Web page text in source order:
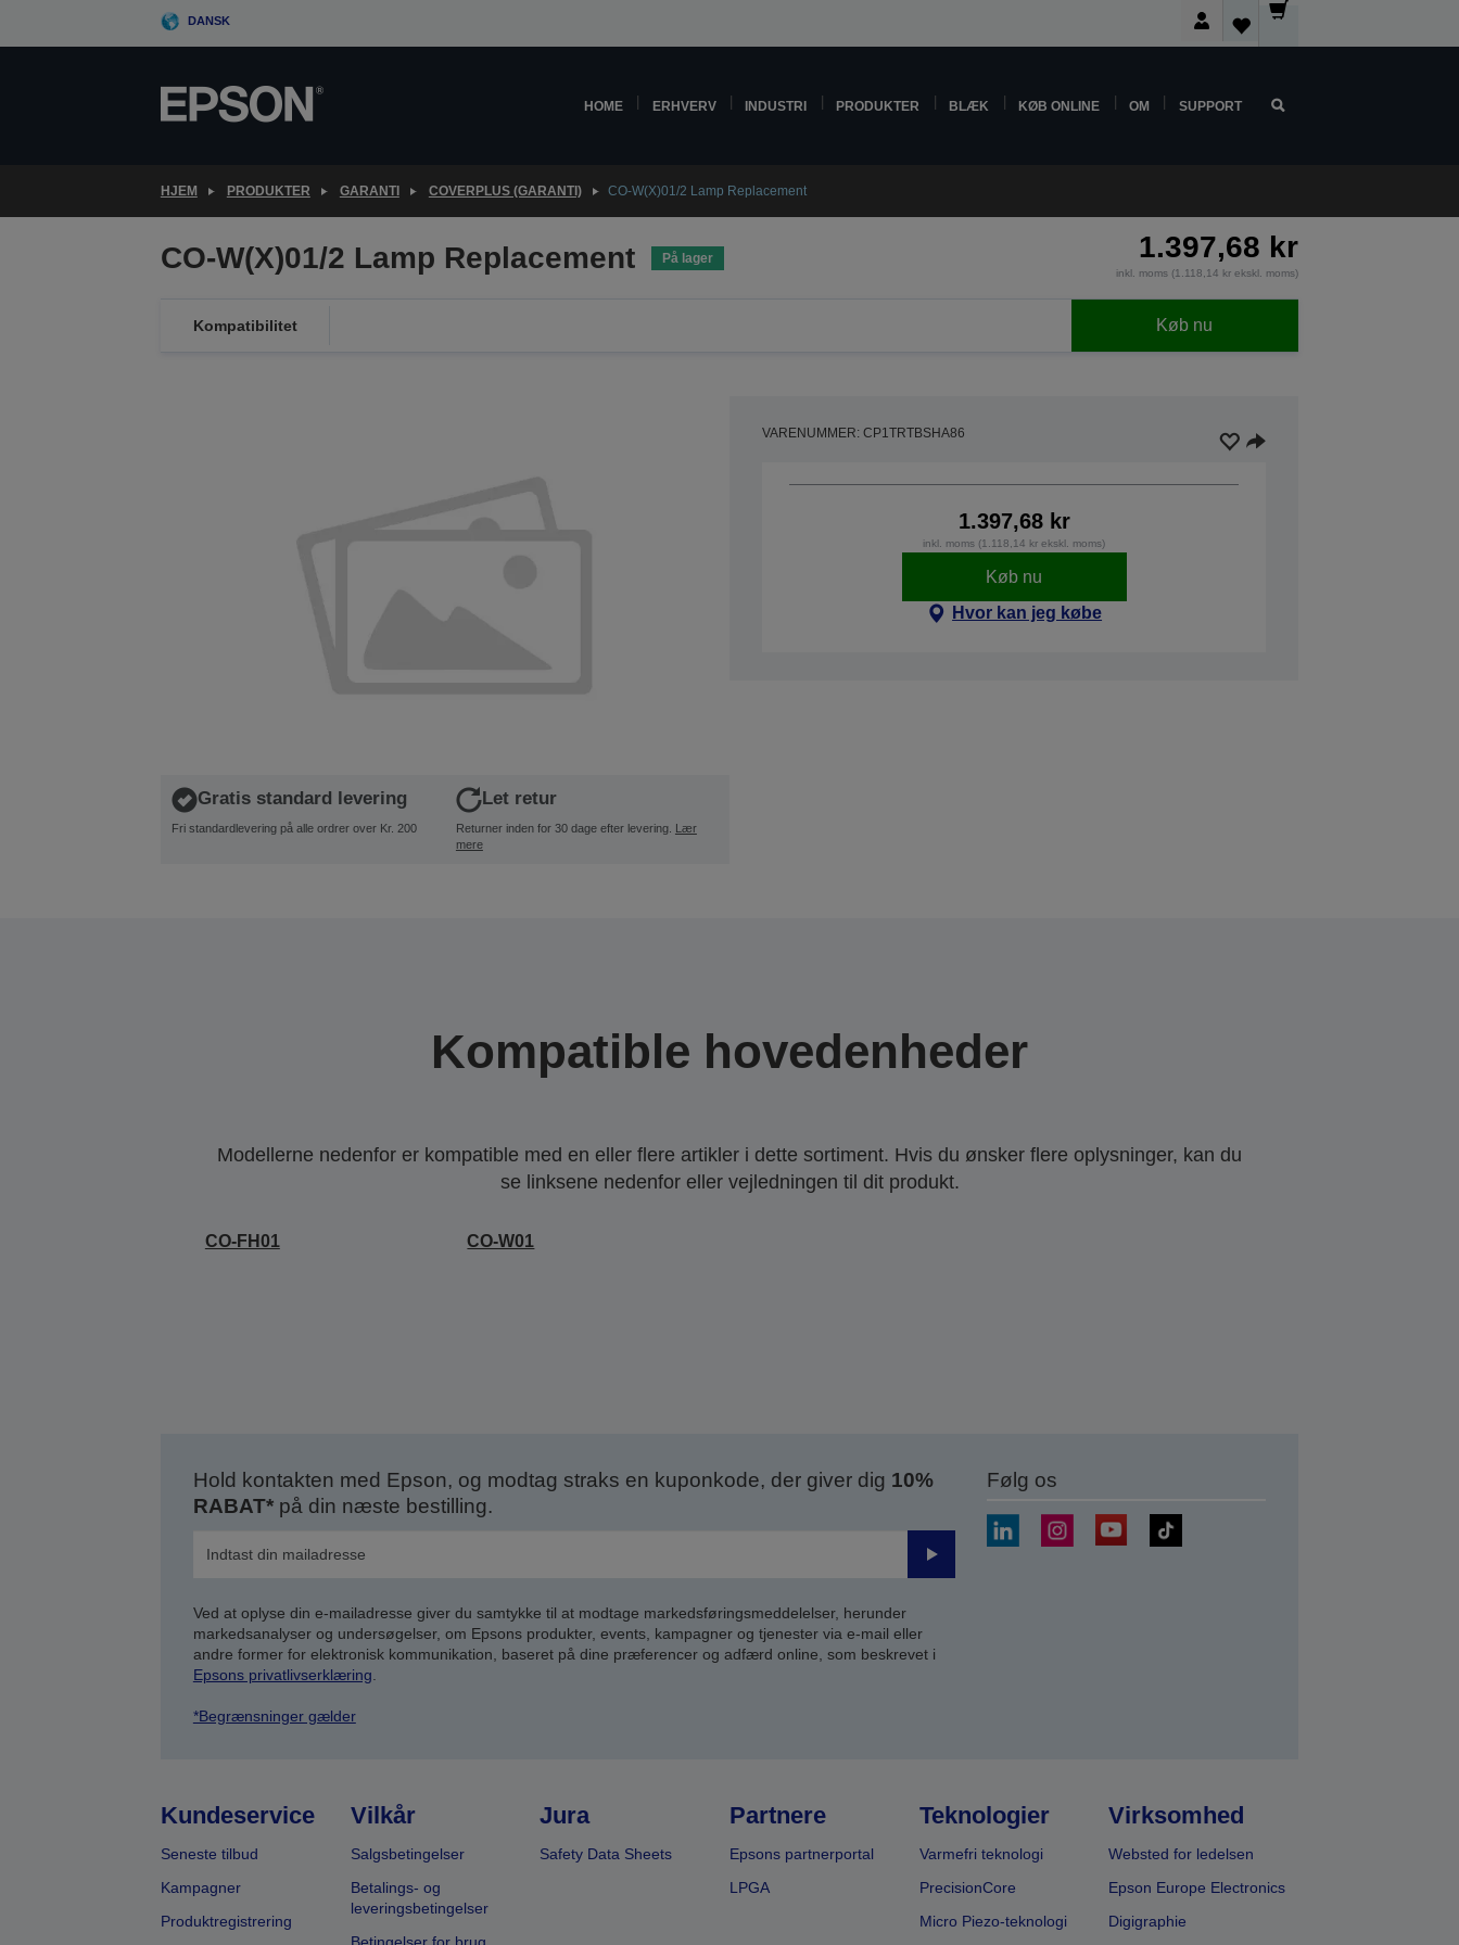
DANSK
HOME ERHVERV INDUSTRI PRODUKTER BLÆK KØB ONLINE OM SUPPORT
HJEM PRODUKTER GARANTI COVERPLUS (GARANTI) CO-W(X)01/2 Lamp Replacement
CO-W(X)01/2 Lamp Replacement På lager 1.397,68 kr
inkl. moms (1.118,14 kr ekskl. moms)
Kompatibilitet Køb nu
Gratis standard levering
Fri standardlevering på alle ordrer over Kr. 200
Let retur
Returner inden for 30 dage efter levering. Lær
mere
VARENUMMER: CP1TRTBSHA86
1.397,68 kr
inkl. moms (1.118,14 kr ekskl. moms)
Køb nu
Hvor kan jeg købe
Kompatible hovedenheder
Modellerne nedenfor er kompatible med en eller flere artikler i dette sortiment. Hvis du ønsker flere oplysninger, kan du
se linksene nedenfor eller vejledningen til dit produkt.
CO-FH01 CO-W01
Hold kontakten med Epson, og modtag straks en kuponkode, der giver dig 10%
RABAT*på din næste bestilling.
Send
Ved at oplyse din e-mailadresse giver du samtykke til at modtage markedsføringsmeddelelser, herunder
markedsanalyser og undersøgelser, om Epsons produkter, events, kampagner og tjenester via e-mail eller
andre former for elektronisk kommunikation, baseret på dine præferencer og adfærd online, som beskrevet i
Epsons privatlivserklæring
*Begrænsninger gælder
Følg os
Kundeservice
Seneste tilbud
Kampagner
Produktregistrering
Vilkår
Salgsbetingelser
Betalings- og
leveringsbetingelser
Jura
Safety Data Sheets
Partnere
Epsons partnerportal
LPGA
Teknologier
Varmefri teknologi
PrecisionCore
Micro Piezo-teknologi
Virksomhed
Websted for ledelsen
Epson Europe Electronics
Digigraphie